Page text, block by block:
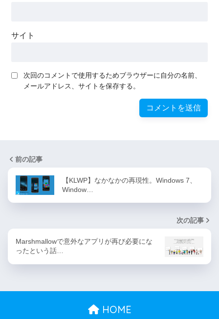
サイト
次回のコメントで使用するためブラウザーに自分の名前、
メールアドレス、サイトを保存する。
前の記事
【KLWP】なかなかの再現性。Windows 7、
Window…
次の記事
Marshmallowで意外なアプリが再び必要にな
ったという話…
HOME